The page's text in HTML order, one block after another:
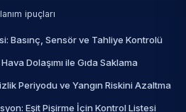
ipuçları
Basınç, Sensör ve Tahliye Kontrolü
Dolaşımı ile Gıda Saklama
Periyodu ve Yangın Riskini Azaltma
Eşit Pişirme İçin Kontrol Listesi